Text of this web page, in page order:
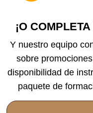
¡O
Y nuestro equipo
sobre
disponibilidad de
paquete de